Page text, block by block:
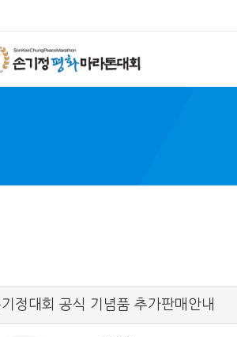
정대회 공식 기념품 추가판매안내